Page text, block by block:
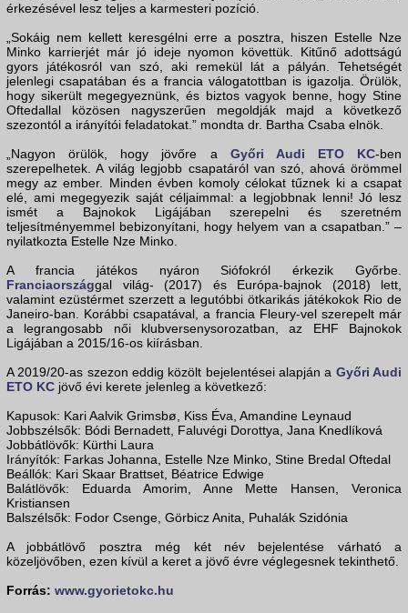
érkezésével lesz teljes a karmesteri pozíció.
„Sokáig nem kellett keresgélni erre a posztra, hiszen Estelle Nze
Minko karrierjét már jó ideje nyomon követtük. Kitűnő adottságú
gyors játékosról van szó, aki remekül lát a pályán. Tehetségét
jelenlegi csapatában és a francia válogatottban is igazolja. Örülök,
hogy sikerült megegyeznünk, és biztos vagyok benne, hogy Stine
Oftedallal közösen nagyszerűen megoldják majd a következő
szezontól a irányítói feladatokat.” mondta dr. Bartha Csaba elnök.
„Nagyon örülök, hogy jövőre a Győri Audi ETO KC-ben
szerepelhetek. A világ legjobb csapatáról van szó, ahová örömmel
megy az ember. Minden évben komoly célokat tűznek ki a csapat
elé, ami megegyezik saját céljaimmal: a legjobbnak lenni! Jó lesz
ismét a Bajnokok Ligájában szerepelni és szeretném
teljesítményemmel bebizonyítani, hogy helyem van a csapatban.” –
nyilatkozta Estelle Nze Minko.
A francia játékos nyáron Siófokról érkezik Győrbe.
Franciaországgal világ- (2017) és Európa-bajnok (2018) lett,
valamint ezüstérmet szerzett a legutóbbi ötkarikás játékokok Rio de
Janeiro-ban. Korábbi csapatával, a francia Fleury-vel szerepelt már
a legrangosabb női klubversenysorozatban, az EHF Bajnokok
Ligájában a 2015/16-os kiírásban.
A 2019/20-as szezon eddig közölt bejelentései alapján a Győri Audi
ETO KC jövő évi kerete jelenleg a következő:
Kapusok: Kari Aalvik Grimsbø, Kiss Éva, Amandine Leynaud
Jobbszélsők: Bódi Bernadett, Faluvégi Dorottya, Jana Knedlíková
Jobbátlövők: Kürthi Laura
Irányítók: Farkas Johanna, Estelle Nze Minko, Stine Bredal Oftedal
Beállók: Kari Skaar Brattset, Béatrice Edwige
Balátlövők: Eduarda Amorim, Anne Mette Hansen, Veronica
Kristiansen
Balszélsők: Fodor Csenge, Görbicz Anita, Puhalák Szidónia
A jobbátlövő posztra még két név bejelentése várható a
közeljövőben, ezen kívül a keret a jövő évre véglegesnek tekinthető.
Forrás: www.gyorietokc.hu